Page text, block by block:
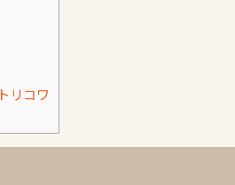
リコワ